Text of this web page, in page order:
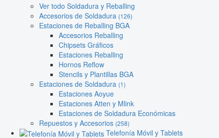
Ver todo Soldadura y Reballing
Accesorios de Soldadura (126)
Estaciones de Reballing BGA
Accesorios Reballing
Chipsets Gráficos
Estaciones Reballing
Hornos Reflow
Stencils y Plantillas BGA
Estaciones de Soldadura (1)
Estaciones Aoyue
Estaciones Atten y Mlink
Estaciones de Soldadura Económicas
Repuestos y Accesorios (258)
Telefonía Móvil y Tablets